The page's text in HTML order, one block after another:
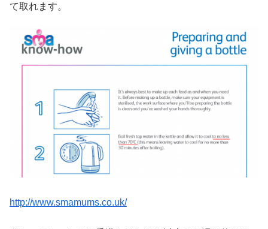
て取れます。
http://www.smamums.co.uk/